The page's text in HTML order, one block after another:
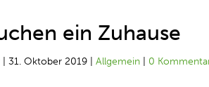
ein Zuhause
|31. Oktober 2019 |Allgemein 0